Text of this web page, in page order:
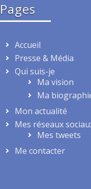
Pages
Accueil
Presse & Média
Qui suis-je
Ma vision
Ma
Mon actualité
Mes réseaux
Mes tweets
Me contacter